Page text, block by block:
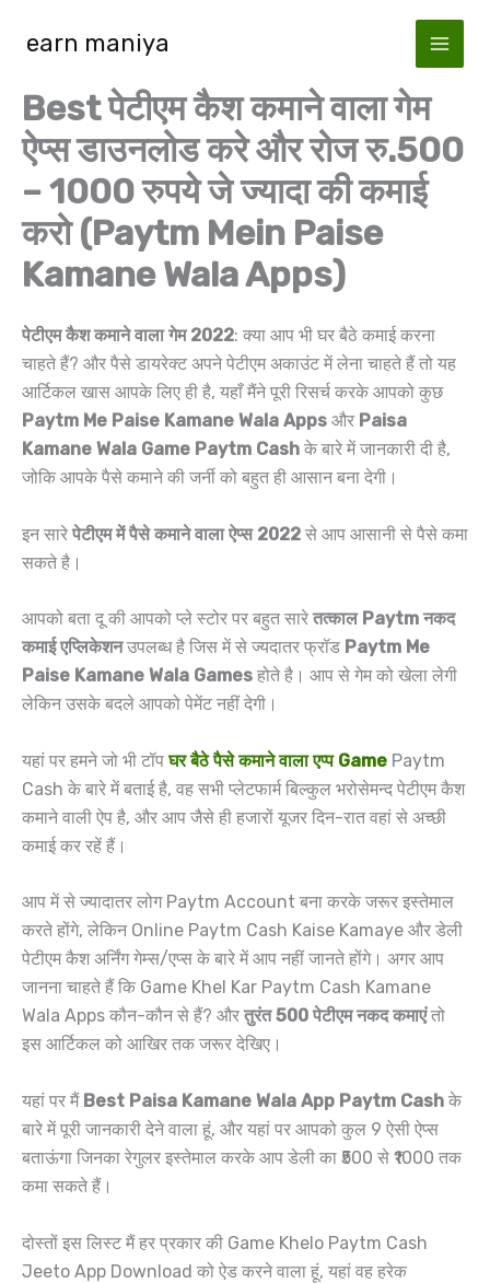
earn maniya
Best पेटीएम कैश कमाने वाला गेम
ऐप्स डाउनलोड करे और रोज रु.500
– 1000 रुपये जे ज्यादा की कमाई
करो (Paytm Mein Paise
Kamane Wala Apps)
पेटीएम कैश कमाने वाला गेम 2022: क्या आप भी घर बैठे कमाई करना
चाहते हैं? और पैसे डायरेक्ट अपने पेटीएम अकाउंट में लेना चाहते हैं तो यह
आर्टिकल खास आपके लिए ही है, यहाँ मैंने पूरी रिसर्च करके आपको कुछ
Paytm Me Paise Kamane Wala Apps और Paisa
Kamane Wala Game Paytm Cash के बारे में जानकारी दी है,
जोकि आपके पैसे कमाने की जर्नी को बहुत ही आसान बना देगी।
इन सारे पेटीएम में पैसे कमाने वाला ऐप्स 2022 से आप आसानी से पैसे कमा
सकते है।
आपको बता दू की आपको प्ले स्टोर पर बहुत सारे तत्काल Paytm नकद
कमाई एप्लिकेशनउपलब्ध है जिस में से ज्यदातर फ्रॉड Paytm Me
Paise Kamane Wala Games होते है। आप से गेम को खेला लेगी
लेकिन उसके बदले आपको पेमेंट नहीं देगी।
यहां पर हमने जो भी टॉपघर बैठे पैसे कमाने वाला एप्प Game Paytm
Cash के बारे में बताई है, वह सभी प्लेटफार्म बिल्कुल भरोसेमन्द पेटीएम कैश
कमाने वाली ऐप है, और आप जैसे ही हजारों यूजर दिन-रात वहां से अच्छी
कमाई कर रहें हैं।
आप में से ज्यादातर लोग Paytm Account बना करके जरूर इस्तेमाल
करते होंगे, लेकिन Online Paytm Cash Kaise Kamaye और डेली
पेटीएम कैश अर्निंग गेम्स/एप्स के बारे में आप नहीं जानते होंगे। अगर आप
जानना चाहते हैं कि Game Khel Kar Paytm Cash Kamane
Wala Apps कौन-कौन से हैं? और तुरंत 500 पेटीएम नकद कमाएंतो
इस आर्टिकल को आखिर तक जरूर देखिए।
यहां पर मैं Best Paisa Kamane Wala App Paytm Cash के
बारे में पूरी जानकारी देने वाला हूं, और यहां पर आपको कुल 9 ऐसी ऐप्स
बताऊंगा जिनका रेगुलर इस्तेमाल करके आप डेली का ₹500 से ₹1000 तक
कमा सकते हैं।
दोस्तों इस लिस्ट मैं हर प्रकार की Game Khelo Paytm Cash
Jeeto App Download को ऐड करने वाला हूं, यहां वह हरेक